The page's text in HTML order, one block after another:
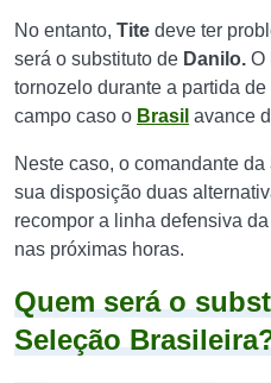
No entanto, Tite deve ter
será o substituto de Danilo. O
tornozelo durante a partida
campo caso o Brasil avance
Neste caso, o comandante da
sua disposição duas
recompor a linha defensiva
nas próximas horas.
Quem será o
Seleção